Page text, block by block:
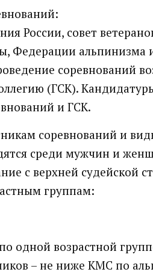
России, совет
Федерации альпинизма
соревнований
(ГСК).
и ГСК.
соревнований и
среди мужчин и
с верхней судейской
группам:
одной возрастной
– не ниже КМС по